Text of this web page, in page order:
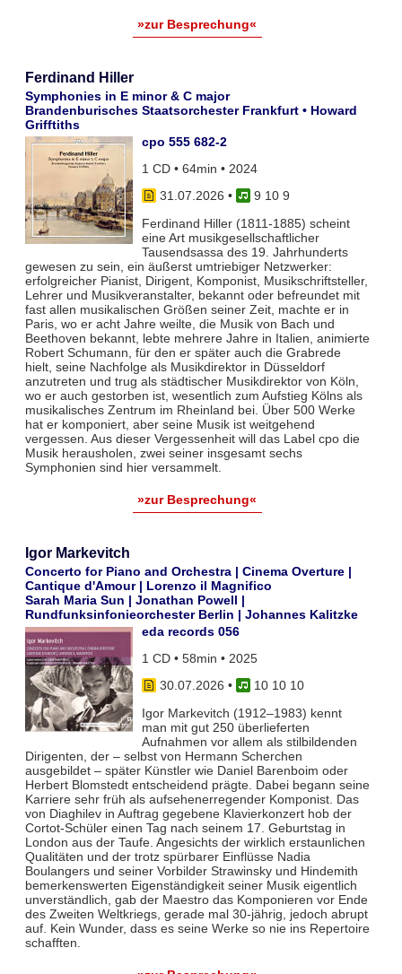
»zur Besprechung«
Ferdinand Hiller
Symphonies in E minor & C major
Brandenburisches Staatsorchester Frankfurt • Howard
Grifftiths
cpo 555 682-2
1 CD • 64min • 2024
31.07.2026 •
9 10 9
Ferdinand Hiller (1811-1885) scheint
eine Art musikgesellschaftlicher
Tausendsassa des 19. Jahrhunderts
gewesen zu sein, ein äußerst umtriebiger Netzwerker:
erfolgreicher Pianist, Dirigent, Komponist, Musikschriftsteller,
Lehrer und Musikveranstalter, bekannt oder befreundet mit
fast allen musikalischen Größen seiner Zeit, machte er in
Paris, wo er acht Jahre weilte, die Musik von Bach und
Beethoven bekannt, lebte mehrere Jahre in Italien, animierte
Robert Schumann, für den er später auch die Grabrede
hielt, seine Nachfolge als Musikdirektor in Düsseldorf
anzutreten und trug als städtischer Musikdirektor von Köln,
wo er auch gestorben ist, wesentlich zum Aufstieg Kölns als
musikalisches Zentrum im Rheinland bei. Über 500 Werke
hat er komponiert, aber seine Musik ist weitgehend
vergessen. Aus dieser Vergessenheit will das Label cpo die
Musik herausholen, zwei seiner insgesamt sechs
Symphonien sind hier versammelt.
»zur Besprechung«
Igor Markevitch
Concerto for Piano and Orchestra | Cinema Overture |
Cantique d'Amour | Lorenzo il Magnifico
Sarah Maria Sun | Jonathan Powell |
Rundfunksinfonieorchester Berlin | Johannes Kalitzke
eda records 056
1 CD • 58min • 2025
30.07.2026 •
10 10 10
Igor Markevitch (1912–1983) kennt
man mit gut 250 überlieferten
Aufnahmen vor allem als stilbildenden
Dirigenten, der – selbst von Hermann Scherchen
ausgebildet – später Künstler wie Daniel Barenboim oder
Herbert Blomstedt entscheidend prägte. Dabei begann seine
Karriere sehr früh als aufsehenerregender Komponist. Das
von Diaghilev in Auftrag gegebene Klavierkonzert hob der
Cortot-Schüler einen Tag nach seinem 17. Geburtstag in
London aus der Taufe. Angesichts der wirklich erstaunlichen
Qualitäten und der trotz spürbarer Einflüsse Nadia
Boulangers und seiner Vorbilder Strawinsky und Hindemith
bemerkenswerten Eigenständigkeit seiner Musik eigentlich
unverständlich, gab der Maestro das Komponieren vor Ende
des Zweiten Weltkriegs, gerade mal 30-jährig, jedoch abrupt
auf. Kein Wunder, dass es seine Werke so nie ins Repertoire
schafften.